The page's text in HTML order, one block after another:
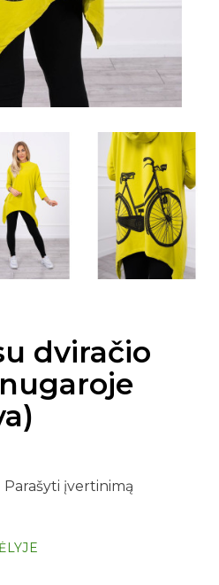
dviračio
Parašyti įvertinimą